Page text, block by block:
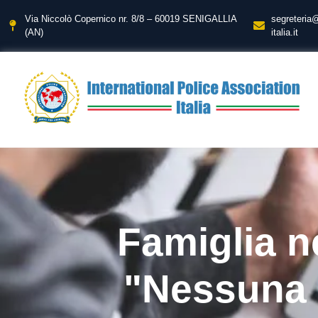
Via Niccolò Copernico nr. 8/8 – 60019 SENIGALLIA
(AN)
italia.it
Famiglia